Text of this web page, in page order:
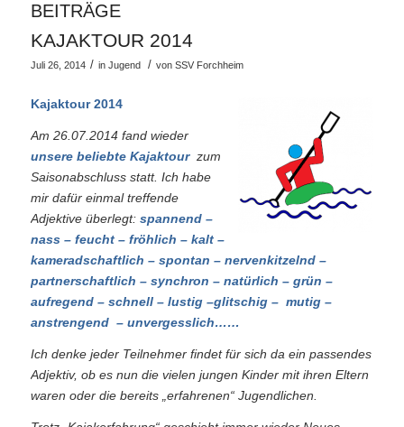
BEITRÄGE
KAJAKTOUR 2014
Juli 26, 2014 / in Jugend / von SSV Forchheim
Kajaktour 2014
Am 26.07.2014 fand wieder
unsere beliebte Kajaktour zum
Saisonabschluss statt. Ich habe
mir dafür einmal treffende
Adjektive überlegt: spannend –
nass – feucht – fröhlich – kalt –
kameradschaftlich – spontan – nervenkitzelnd –
partnerschaftlich – synchron – natürlich – grün –
aufregend – schnell – lustig –glitschig – mutig –
anstrengend – unvergesslich……
Ich denke jeder Teilnehmer findet für sich da ein passendes
Adjektiv, ob es nun die vielen jungen Kinder mit ihren Eltern
waren oder die bereits „erfahrenen“ Jugendlichen.